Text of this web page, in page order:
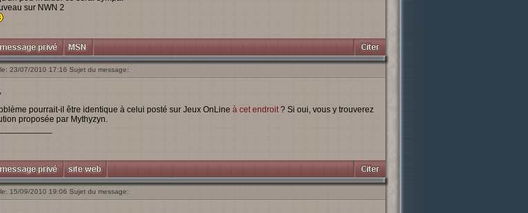
sur NWN 2
23/07/2010 17:16 Sujet du message:
pourrait-il être identique à celui posté sur Jeux OnLine à cet endroit? Si oui, vous y trouverez
proposée par Mythyzyn.
15/09/2010 19:06 Sujet du message: